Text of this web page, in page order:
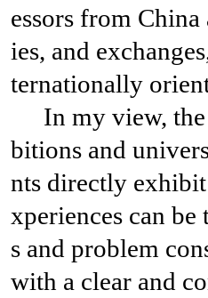
essors from
ies, and
ternationally
In my view,
bitions and
nts directly
xperiences can
s and problem
with a clear and